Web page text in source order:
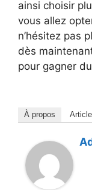
ainsi choisir
vous allez
n’hésitez pas
dès
pour gagner
À propos